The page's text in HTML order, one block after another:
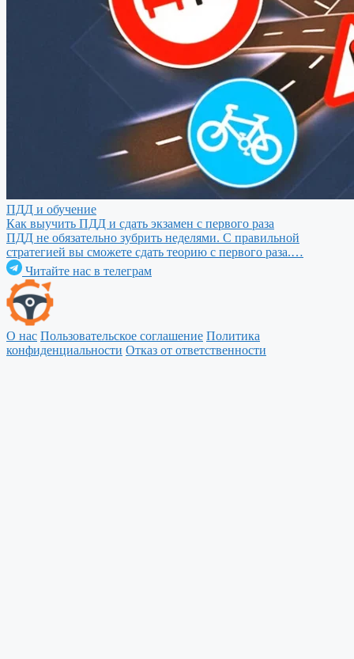
ПДД и обучение
Как выучить ПДД и сдать экзамен с первого раза
ПДД не обязательно зубрить неделями. С правильной
стратегией вы сможете сдать теорию с первого раза.…
Читайте нас в телеграм
О нас Пользовательское соглашение Политика
конфиденциальности Отказ от ответственности